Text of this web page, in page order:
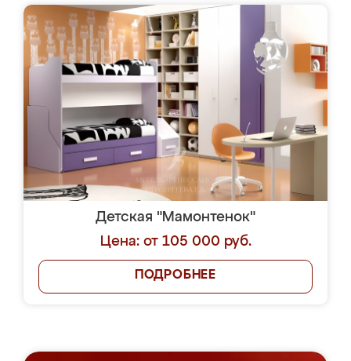
Детская "Мамонтенок"
Цена: от 105 000 руб.
ПОДРОБНЕЕ